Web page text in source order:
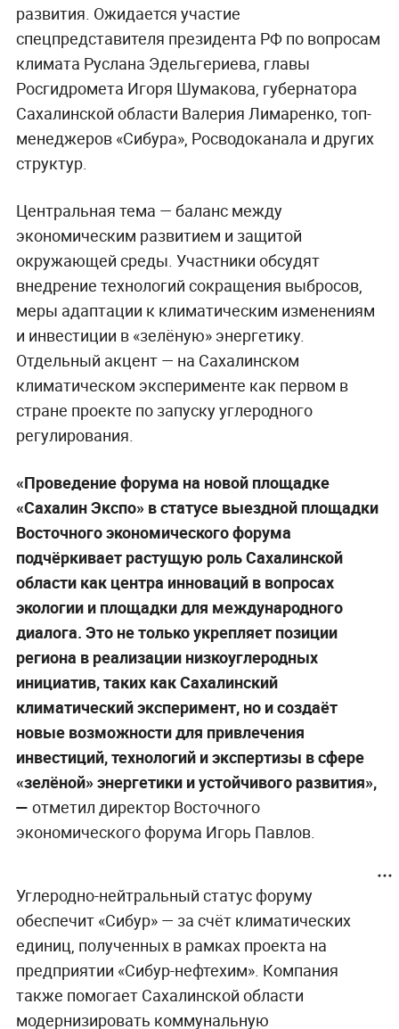
развития. Ожидается участие
спецпредставителя президента РФ по вопросам
климата Руслана Эдельгериева, главы
Росгидромета Игоря Шумакова, губернатора
Сахалинской области Валерия Лимаренко, топ-
менеджеров «Сибура», Росводоканала и других
структур.
Центральная тема — баланс между
экономическим развитием и защитой
окружающей среды. Участники обсудят
внедрение технологий сокращения выбросов,
меры адаптации к климатическим изменениям
и инвестиции в «зелёную» энергетику.
Отдельный акцент — на Сахалинском
климатическом эксперименте как первом в
стране проекте по запуску углеродного
регулирования.
«Проведение форума на новой площадке
«Сахалин Экспо» в статусе выездной площадки
Восточного экономического форума
подчёркивает растущую роль Сахалинской
области как центра инноваций в вопросах
экологии и площадки для международного
диалога. Это не только укрепляет позиции
региона в реализации низкоуглеродных
инициатив, таких как Сахалинский
климатический эксперимент, но и создаёт
новые возможности для привлечения
инвестиций, технологий и экспертизы в сфере
«зелёной» энергетики и устойчивого развития»,
— отметил директор Восточного
экономического форума Игорь Павлов.
Углеродно-нейтральный статус форуму
обеспечит «Сибур» — за счёт климатических
единиц, полученных в рамках проекта на
предприятии «Сибур-нефтехим». Компания
также помогает Сахалинской области
модернизировать коммунальную